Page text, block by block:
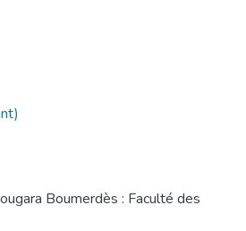
Boumerdès : Faculté des